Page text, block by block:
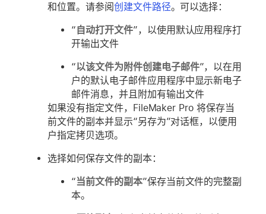
和位置。请参阅创建文件路径。可以选择：
“自动打开文件”，以使用默认应用程序打
开输出文件
“以该文件为附件创建电子邮件”，以在用
户的默认电子邮件应用程序中显示新电子
邮件消息，并且附加有输出文件
如果没有指定文件，FileMaker Pro 将保存当
前文件的副本并显示“另存为”对话框，以便用
户指定拷贝选项。
选择如何保存文件的副本：
“当前文件的副本”保存当前文件的完整副
本。